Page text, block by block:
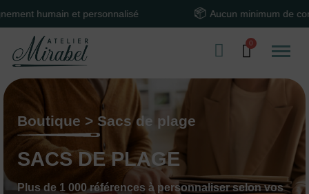
et personnalisé Aucun minimum de commande
Boutique > Sacs de plage
SACS DE PLAGE
Plus de 1 000 références à personnaliser selon vos